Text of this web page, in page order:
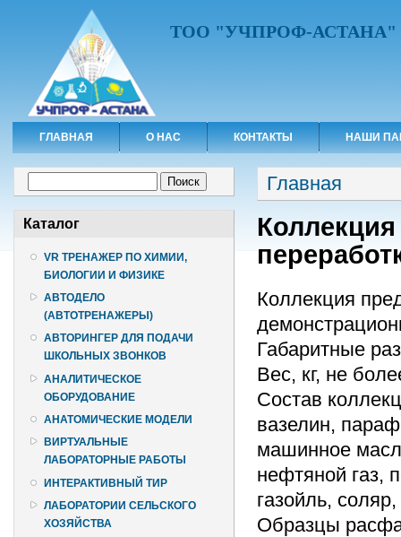
ТОО "УЧПРОФ-АСТАНА"
ГЛАВНАЯ О НАС КОНТАКТЫ НАШИ
Каталог
VR ТРЕНАЖЕР ПО ХИМИИ,
БИОЛОГИИ И ФИЗИКЕ
АВТОДЕЛО
(АВТОТРЕНАЖЕРЫ)
АВТОРИНГЕР ДЛЯ ПОДАЧИ
ШКОЛЬНЫХ ЗВОНКОВ
АНАЛИТИЧЕСКОЕ
ОБОРУДОВАНИЕ
АНАТОМИЧЕСКИЕ МОДЕЛИ
ВИРТУАЛЬНЫЕ
ЛАБОРАТОРНЫЕ РАБОТЫ
ИНТЕРАКТИВНЫЙ ТИР
ЛАБОРАТОРИИ СЕЛЬСКОГО
ХОЗЯЙСТВА
Вы здесь
Главная
Коллекция
Габаритные
Вес, кг, не
Состав
вазелин,
машинное
нефтяной газ,
газойль,
Образцы